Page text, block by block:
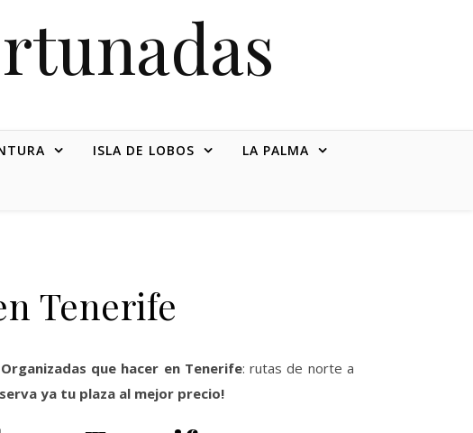
ISLA DE LOBOS LA PALMA
Tenerife
que hacer en Tenerife: rutas de norte a
ya tu plaza al mejor precio!